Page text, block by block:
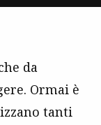
da
Ormai è
tanti